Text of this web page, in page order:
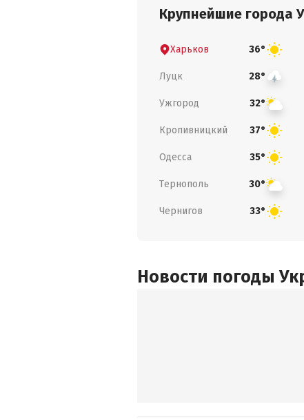
Крупнейшие города
Харьков 36°
Луцк 28°
Ужгород 32°
Кропивницкий 37°
Одесса 35°
Тернополь 30°
Чернигов 33°
Новости погоды